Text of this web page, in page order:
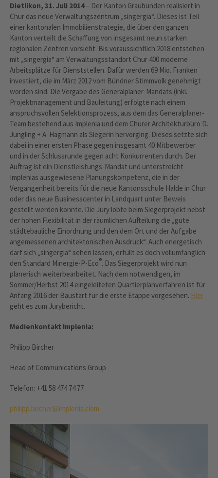
Dietlikon, 31. Juli 2014– Der Kanton Graubünden realisiert in
Chur das neue Verwaltungszentrum „singergia“. Dieses ist Teil
einer kantonalen Immobilienstrategie, die über den ganzen
Kanton verteilt die Schaffung von insgesamt neun starken
regionalen Zentren vorsieht. Bis voraussichtlich 2018 entstehen
mit „singergia“ am Verwaltungsstandort Chur 400 moderne
Arbeitsplätze für Dienststellen. Dafür werden 69 Mio. Franken
investiert, die im März 2012 vom Bündner Stimmvolk genehmigt
worden sind. Die Vergabe des Generalplaner-Mandats (inkl.
Projektmanagement und Bauleitung) erfolgte nach einem
anspruchsvollen Selektionsprozess, aus dem das Generalplaner-
Team bestehend aus Implenia und dem Churer Architekturbüro D.
Jüngling + A. Hagmann als Siegerin hervorging. Dieses setzte sich
dabei in einer ersten Phase gegen insgesamt 40 Mitbewerber
und in der Schlussrunde gegen acht Konkurrenten durch. Der
Auftrag ist ein Dienstleistungs-Mandat und unterstreicht
Implenias ausgewiesene Planungskompetenz, die in der
Vergangenheit bereits für die neue Kantonsschule Halde in Chur
oder das neue Businesscenter in Landquart unter Beweis
gestellt werden konnte. Die Jury lobte beim Siegerprojekt nebst
der hohen Flexibilität in der räumlichen Aufteilung die „gute
städtebauliche Einordnung und den dem Ort und der Aufgabe
angemessenen architektonischen Ausdruck“. Auch energetisch
darf sich „singergia“ sehen lassen, erfüllt es doch vollumfänglich
den Standard Minergie-P-Eco®. Das Siegerprojekt wird nun
planerisch weiterbearbeitet. Nach dem notwendigen, im
Sommer/Herbst 2014 eingeleiteten Quartierplanverfahren ist für
Anfang 2016 der Baustart für die erste Etappe vorgesehen. Hier
geht es zum Jurybericht.
Medienkontakt Implenia:
Philipp Bircher
Head of Communications Group
Telefon: +41 58 474 74 77
philipp.bircher@implenia.clom